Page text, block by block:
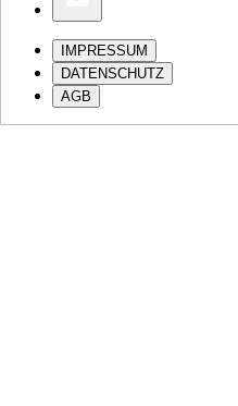
IMPRESSUM
DATENSCHUTZ
AGB